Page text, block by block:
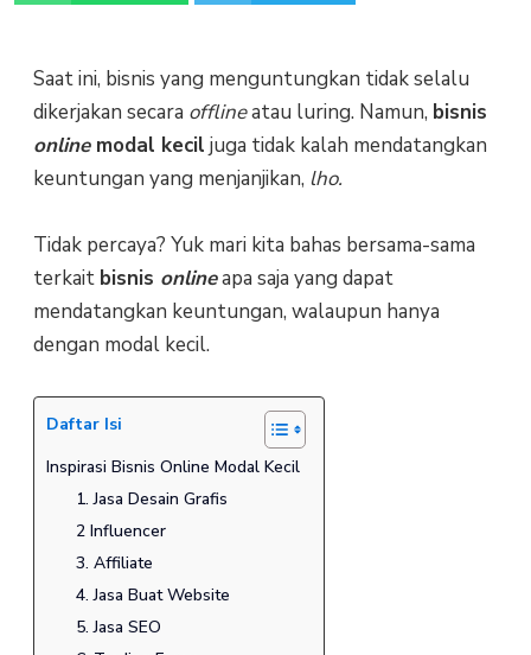
Saat ini, bisnis yang menguntungkan tidak selalu
dikerjakan secara offlineatau luring. Namun, bisnis
online modal kecil juga tidak kalah mendatangkan
keuntungan yang menjanjikan, lho.
Tidak percaya? Yuk mari kita bahas bersama-sama
terkait bisnis onlineapa saja yang dapat
mendatangkan keuntungan, walaupun hanya
dengan modal kecil.
Daftar Isi
Inspirasi Bisnis Online Modal Kecil
1. Jasa Desain Grafis
2 Influencer
3. Affiliate
4. Jasa Buat Website
5. Jasa SEO